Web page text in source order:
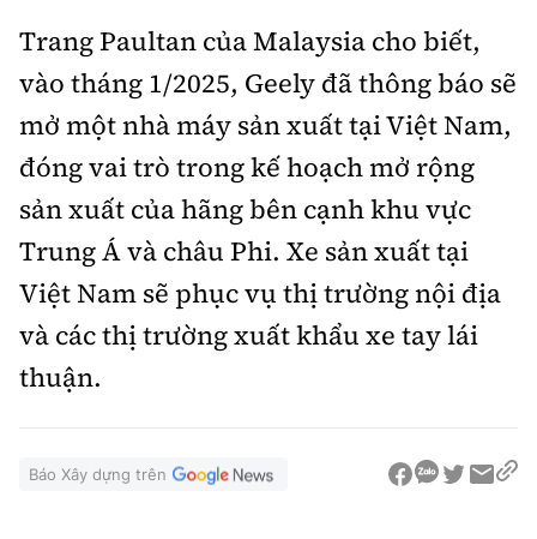
Trang Paultan của Malaysia cho biết,
vào tháng 1/2025, Geely đã thông báo sẽ
mở một nhà máy sản xuất tại Việt Nam,
đóng vai trò trong kế hoạch mở rộng
sản xuất của hãng bên cạnh khu vực
Trung Á và châu Phi. Xe sản xuất tại
Việt Nam sẽ phục vụ thị trường nội địa
và các thị trường xuất khẩu xe tay lái
thuận.
Báo Xây dựng trên